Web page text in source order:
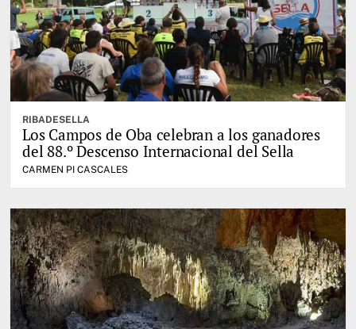
RIBADESELLA
Los Campos de Oba celebran a los ganadores
del 88.º Descenso Internacional del Sella
CARMEN PI CASCALES